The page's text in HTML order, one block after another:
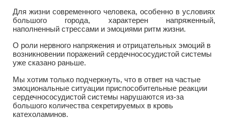
Для жизни современного человека, особенно в условиях
большого города, характерен напряженный,
наполненный стрессами и эмоциями ритм жизни.
О роли нервного напряжения и отрицательных эмоций в
возникновении поражений сердечнососудистой системы
уже сказано раньше.
Мы хотим только подчеркнуть, что в ответ на частые
эмоциональные ситуации приспособительные реакции
сердечнососудистой системы нарушаются из-за
большого количества секретируемых в кровь
катехоламинов.